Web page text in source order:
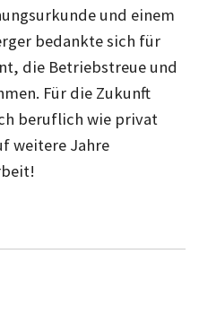
und einem
bedankte sich für
die Betriebstreue und
Für die Zukunft
beruflich wie privat
weitere Jahre